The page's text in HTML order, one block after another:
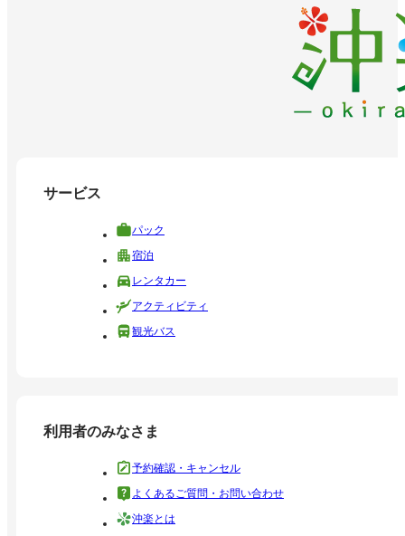
サービス
パック
宿泊
レンタカー
アクティビティ
観光バス
利用者のみなさま
予約確認・キャンセル
よくあるご質問・お問い合わせ
沖楽とは